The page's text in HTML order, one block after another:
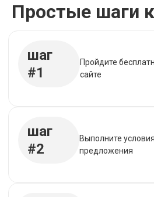
Простые шаги
шаг
#1
Пройдите
сайте
шаг
#2
Выполните
предложения